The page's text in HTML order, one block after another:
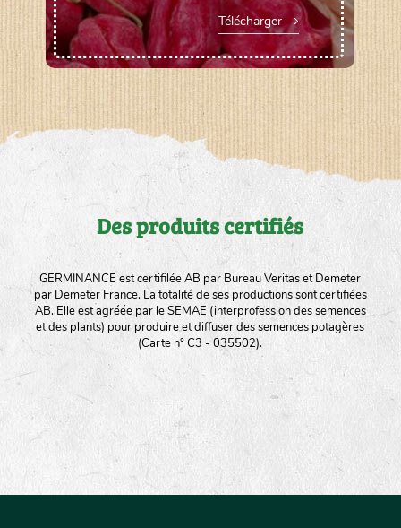
Télécharger
Des produits certifiés
GERMINANCE est certifilée AB par Bureau Veritas et Demeter
par Demeter France. La totalité de ses productions sont certifiées
AB. Elle est agréée par le SEMAE (interprofession des semences
et des plants) pour produire et diffuser des semences potagères
(Carte n° C3 - 035502).